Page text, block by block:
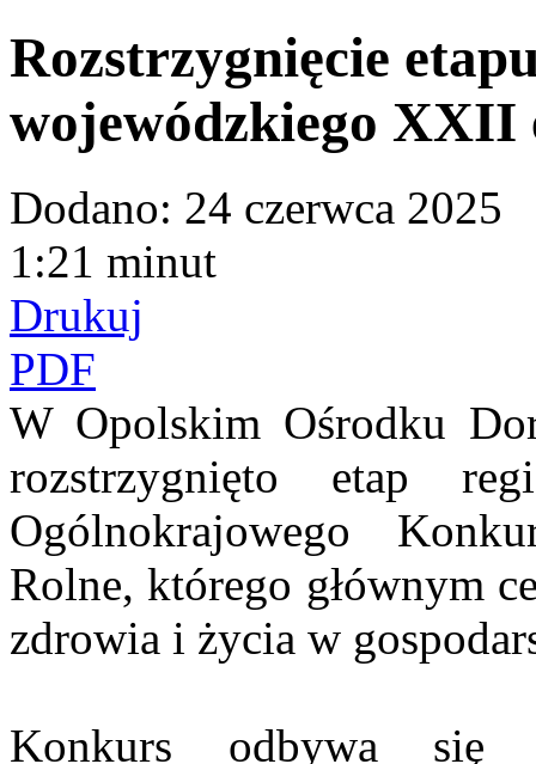
Rozstrzygnięcie
wojewódzkiego
Dodano: 24 czerwca 2025
1:21 minut
Drukuj
PDF
W Opolskim Ośrodku
rozstrzygnięto etap
Ogólnokrajowego
Rolne, którego głównym
zdrowia i życia w
Konkurs odbywa się